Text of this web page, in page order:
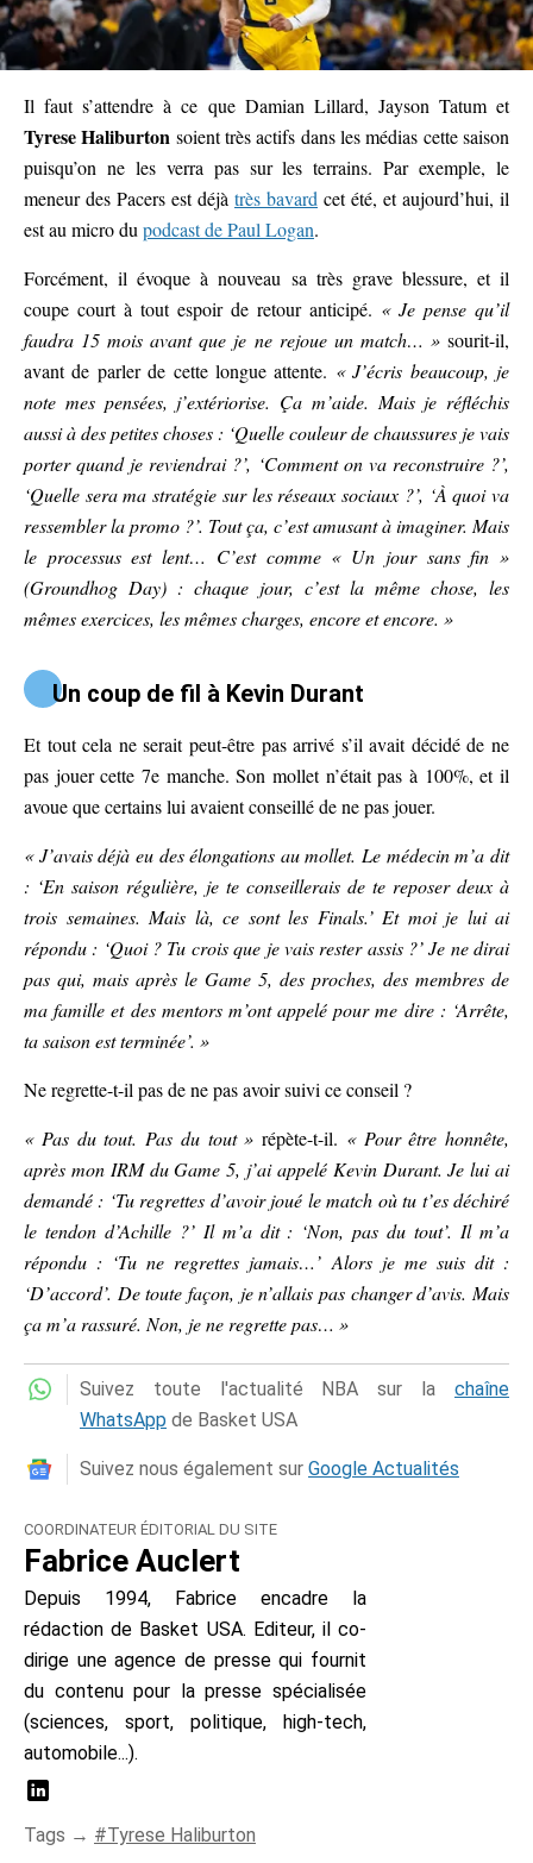
Il faut s’attendre à ce que Damian Lillard, Jayson Tatum et
Tyrese Haliburton soient très actifs dans les médias cette saison
puisqu’on ne les verra pas sur les terrains. Par exemple, le
meneur des Pacers est déjà très bavard cet été, et aujourd’hui, il
est au micro dupodcast de Paul Logan.
Forcément, il évoque à nouveau sa très grave blessure, et il
coupe court à tout espoir de retour anticipé. « Je pense qu’il
faudra 15 mois avant que je ne rejoue un match… »sourit-il,
avant de parler de cette longue attente. « J’écris beaucoup, je
note mes pensées, j’extériorise. Ça m’aide. Mais je réfléchis
aussi à des petites choses : ‘Quelle couleur de chaussures je vais
porter quand je reviendrai ?’, ‘Comment on va reconstruire ?’,
‘Quelle sera ma stratégie sur les réseaux sociaux ?’, ‘À quoi va
ressembler la promo ?’. Tout ça, c’est amusant à imaginer. Mais
le processus est lent… C’est comme « Un jour sans fin »
(Groundhog Day) : chaque jour, c’est la même chose, les
mêmes exercices, les mêmes charges, encore et encore. »
Un coup de fil à Kevin Durant
Et tout cela ne serait peut-être pas arrivé s’il avait décidé de ne
pas jouer cette 7e manche. Son mollet n’était pas à 100%, et il
avoue que certains lui avaient conseillé de ne pas jouer.
« J’avais déjà eu des élongations au mollet. Le médecin m’a dit
: ‘En saison régulière, je te conseillerais de te reposer deux à
trois semaines. Mais là, ce sont les Finals.’ Et moi je lui ai
répondu : ‘Quoi ? Tu crois que je vais rester assis ?’ Je ne dirai
pas qui, mais après le Game 5, des proches, des membres de
ma famille et des mentors m’ont appelé pour me dire : ‘Arrête,
ta saison est terminée’. »
Ne regrette-t-il pas de ne pas avoir suivi ce conseil ?
« Pas du tout. Pas du tout » répète-t-il. « Pour être honnête,
après mon IRM du Game 5, j’ai appelé Kevin Durant. Je lui ai
demandé : ‘Tu regrettes d’avoir joué le match où tu t’es déchiré
le tendon d’Achille ?’ Il m’a dit : ‘Non, pas du tout’. Il m’a
répondu : ‘Tu ne regrettes jamais…’ Alors je me suis dit :
‘D’accord’. De toute façon, je n’allais pas changer d’avis. Mais
ça m’a rassuré. Non, je ne regrette pas… »
Suivez toute l'actualité NBA sur la chaîne
WhatsApp de Basket USA
Suivez nous également sur Google Actualités
COORDINATEUR ÉDITORIAL DU SITE
Fabrice Auclert
Depuis 1994, Fabrice encadre la
rédaction de Basket USA. Editeur, il co-
dirige une agence de presse qui fournit
du contenu pour la presse spécialisée
(sciences, sport, politique, high-tech,
automobile...).
Tags → Tyrese Haliburton